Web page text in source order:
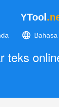
YTool
teks